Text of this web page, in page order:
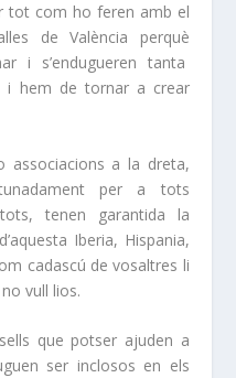
tot com ho feren amb el
de València perquè
i s’endugueren tanta
i hem de tornar a crear
associacions a la dreta,
per a tots
tenen garantida la
Iberia, Hispania,
cadascú de vosaltres li
vull lios.
que potser ajuden a
ser inclosos en els